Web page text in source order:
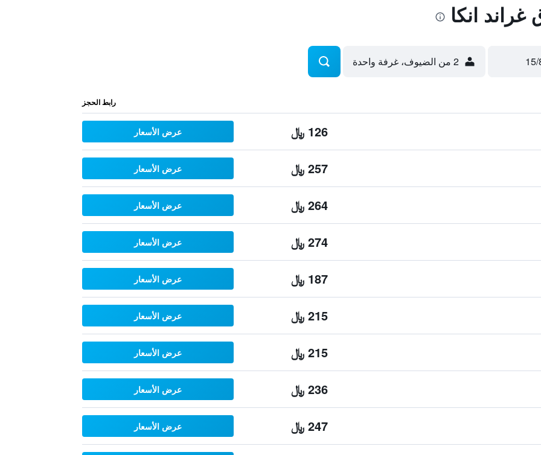
انكا
2 من الضيوف، غرفة واحدة
رابط الحجز
126 ﷼ عرض الأسعار
257 ﷼ عرض الأسعار
264 ﷼ عرض الأسعار
274 ﷼ عرض الأسعار
187 ﷼ عرض الأسعار
215 ﷼ عرض الأسعار
215 ﷼ عرض الأسعار
236 ﷼ عرض الأسعار
247 ﷼ عرض الأسعار